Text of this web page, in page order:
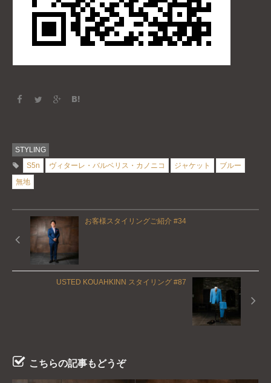
STYLING
S5n
ヴィターレ・バルベリス・カノニコ ジャケット
ブルー
無地
お客様スタイリングご紹介 #34
USTED KOUAHKINN スタイリング #87
こちらの記事もどうぞ